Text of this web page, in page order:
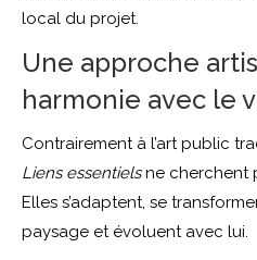
local du projet.
Une approche
harmonie avec le
Contrairement à l’art public
Liens essentielsne cherchent
Elles s’adaptent, se
paysage et évoluent avec lui.